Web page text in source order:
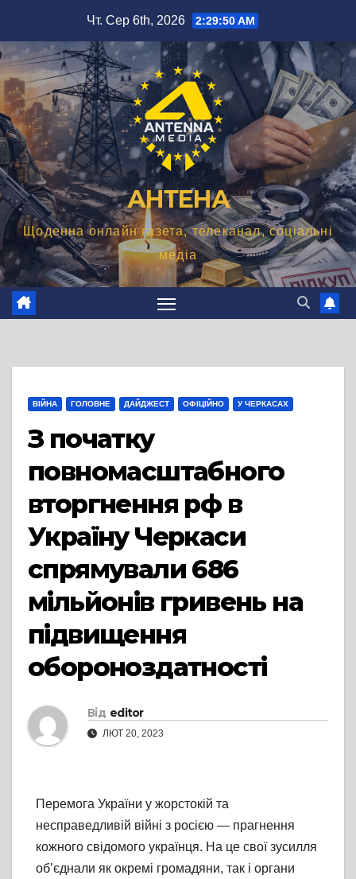
вмісту
Чт. Сер 6th, 2026 2:29:51 AM
АНТЕНА
Щоденна онлайн газета, телеканал, соціальні
медіа
ВІЙНА ГОЛОВНЕ ДАЙДЖЕСТ ОФІЦІЙНО У ЧЕРКАСАХ
З початку
повномасштабного
вторгнення рф в
Україну Черкаси
спрямували 686
мільйонів гривень на
підвищення
обороноздатності
Від editor
ЛЮТ 20, 2023
Перемога України у жорстокій та
несправедливій війні з росією — прагнення
кожного свідомого українця. На це свої зусилля
об’єднали як окремі громадяни, так і органи